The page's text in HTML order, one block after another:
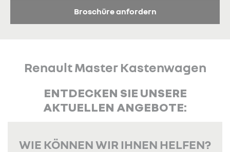
Broschüre anfordern
Renault Master Kastenwagen
ENTDECKEN SIE UNSERE
AKTUELLEN ANGEBOTE:
WIE KÖNNEN WIR IHNEN HELFEN?